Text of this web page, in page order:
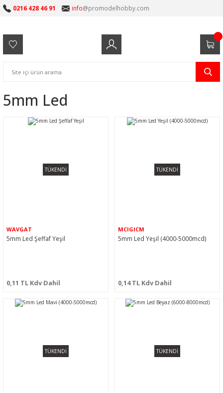
0216 428 46 91 info@promodelhobby.com
5mm Led
TÜKENDİ
WAVGAT
5mm Led Şeffaf Yeşil
0,11 TL Kdv Dahil
TÜKENDİ
MCIGICM
5mm Led Yeşil (4000-5000mcd)
0,14 TL Kdv Dahil
TÜKENDİ TÜKENDİ